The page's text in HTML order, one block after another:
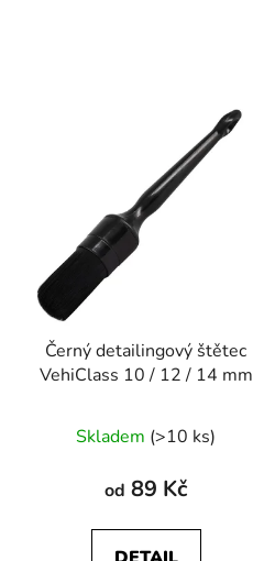
Černý detailingový štětec
VehiClass 10 / 12 / 14 mm
Skladem (>10 ks)
od 89 Kč